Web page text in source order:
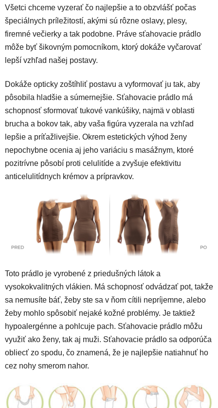
Všetci chceme vyzerať čo najlepšie a to obzvlášť počas
špeciálnych príležitostí, akými sú rôzne oslavy, plesy,
firemné večierky a tak podobne. Práve sťahovacie prádlo
môže byť šikovným pomocníkom, ktorý dokáže vyčarovať
lepší vzhľad našej postavy.
Dokáže opticky zoštíhliť postavu a vyformovať ju tak, aby
pôsobila hladšie a súmernejšie. Sťahovacie prádlo má
schopnosť sformovať tukové vankúšiky, najmä v oblasti
brucha a bokov tak, aby vaša figúra vyzerala na vzhľad
lepšie a príťažlivejšie. Okrem estetických výhod ženy
nepochybne ocenia aj jeho variáciu s masážnym, ktoré
pozitrívne pôsobí proti celulitíde a zvyšuje efektivitu
anticelulitídnych krémov a prípravkov.
Toto prádlo je vyrobené z priedušných látok a
vysokokvalitných vlákien. Má schopnosť odvádzať pot, takže
sa nemusíte báť, žeby ste sa v ňom cítili nepríjemne, alebo
žeby mohlo spôsobiť nejaké kožné problémy. Je taktiež
hypoalergénne a pohlcuje pach. Sťahovacie prádlo môžu
využiť ako ženy, tak aj muži. Sťahovacie prádlo sa odporúča
obliecť zo spodu, čo znamená, že je najlepšie natiahnuť ho
cez nohy smerom nahor.